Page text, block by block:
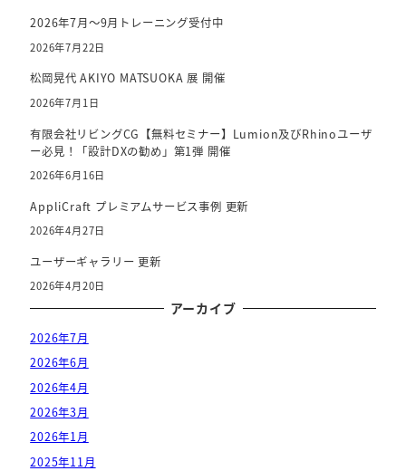
2026年7月～9月トレーニング受付中
2026年7月22日
松岡晃代 AKIYO MATSUOKA 展 開催
2026年7月1日
有限会社リビングCG【無料セミナー】Lumion及びRhinoユーザ
ー必見！「設計DXの勧め」第1弾 開催
2026年6月16日
AppliCraft プレミアムサービス事例 更新
2026年4月27日
ユーザーギャラリー 更新
2026年4月20日
アーカイブ
2026年7月
2026年6月
2026年4月
2026年3月
2026年1月
2025年11月